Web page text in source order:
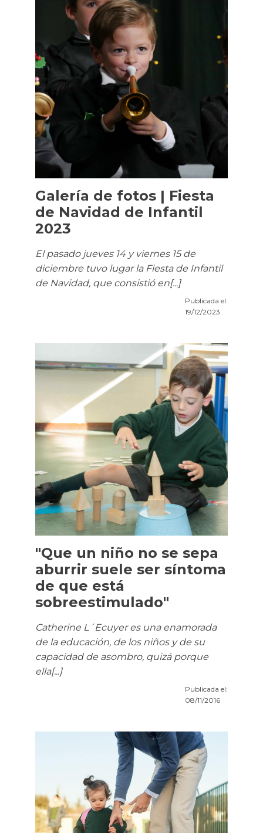
Galería de fotos | Fiesta
de Navidad de Infantil
2023
El pasado jueves 14 y viernes 15 de
diciembre tuvo lugar la Fiesta de Infantil
de Navidad, que consistió en[...]
Publicada el:
19/12/2023
"Que un niño no se sepa
aburrir suele ser síntoma
de que está
sobreestimulado"
Catherine L´Ecuyer es una enamorada
de la educación, de los niños y de su
capacidad de asombro, quizá porque
ella[...]
Publicada el:
08/11/2016